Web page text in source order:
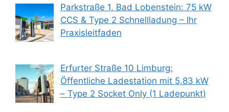
Parkstraße 1, Bad Lobenstein: 75 kW
CCS & Type 2 Schnellladung – Ihr
Praxisleitfaden
Erfurter Straße 10 Limburg:
Öffentliche Ladestation mit 5,83 kW
– Type 2 Socket Only (1 Ladepunkt)